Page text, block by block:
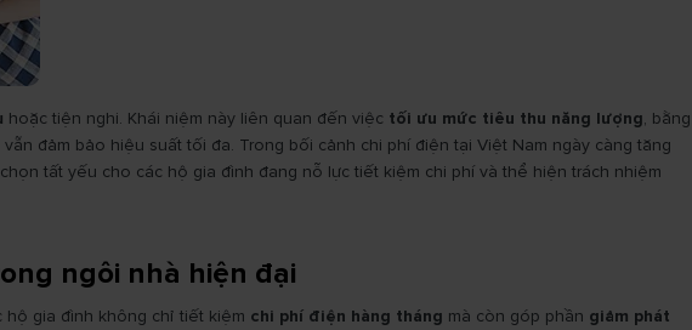
hoặc tiện nghi. Khái niệm này liên quan đến việc tối ưu mức tiêu thu năng lượng, bằng
đảm bảo hiệu suất tối đa. Trong bối cảnh chi phí điện tại Việt Nam ngày càng tăng
tất yếu cho các hộ gia đình đang nỗ lực tiết kiệm chi phí và thể hiện trách nhiệm
ngôi nhà hiện đại
gia đình không chỉ tiết kiệm chi phí điện hàng tháng mà còn góp phần giảm phát